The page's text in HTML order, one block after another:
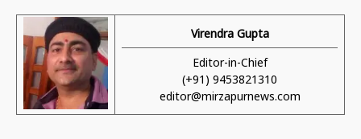
Virendra Gupta
Editor-in-Chief
(+91) 9453821310
editor@mirzapurnews.com